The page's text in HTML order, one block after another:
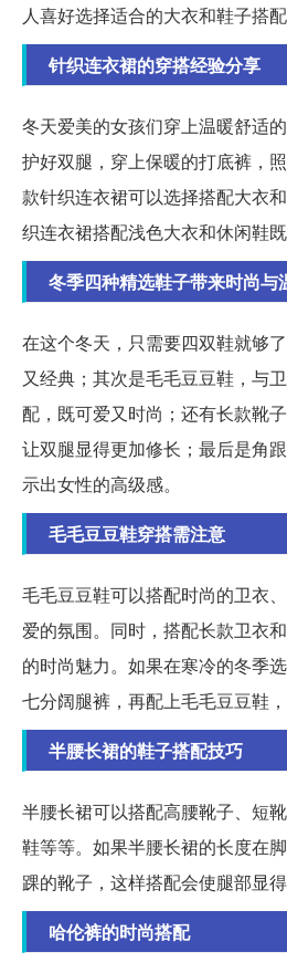
人喜好选择适合的大衣和鞋子搭
针织连衣裙的穿搭经验分享
冬天爱美的女孩们穿上温暖舒适
护好双腿，穿上保暖的打底裤，
款针织连衣裙可以选择搭配大衣
织连衣裙搭配浅色大衣和休闲鞋既
冬季四种精选鞋子带来时尚与
在这个冬天，只需要四双鞋就够
又经典；其次是毛毛豆豆鞋，与
配，既可爱又时尚；还有长款靴
让双腿显得更加修长；最后是角
示出女性的高级感。
毛毛豆豆鞋穿搭需注意
毛毛豆豆鞋可以搭配时尚的卫衣
爱的氛围。同时，搭配长款卫衣
的时尚魅力。如果在寒冷的冬季
七分阔腿裤，再配上毛毛豆豆鞋，
半腰长裙的鞋子搭配技巧
半腰长裙可以搭配高腰靴子、短
鞋等等。如果半腰长裙的长度在
踝的靴子，这样搭配会使腿部显得
哈伦裤的时尚搭配